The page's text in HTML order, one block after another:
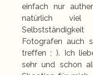
einfach nur
natürlich viel
Fotografen auch
treffen ; ). Ich
sehr und schon